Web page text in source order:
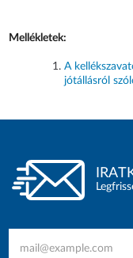
Mellékletek:
A
jótállásról